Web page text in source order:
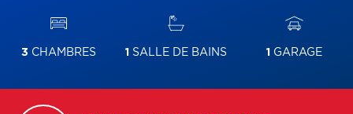
3 CHAMBRES 1 SALLE DE BAINS 1 GARAGE